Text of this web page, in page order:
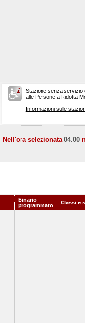
Stazione senza servizio
alle Persone a Ridotta
Informazioni sulle
Nell'ora selezionata 04.00
Binario
programmato
Classi e